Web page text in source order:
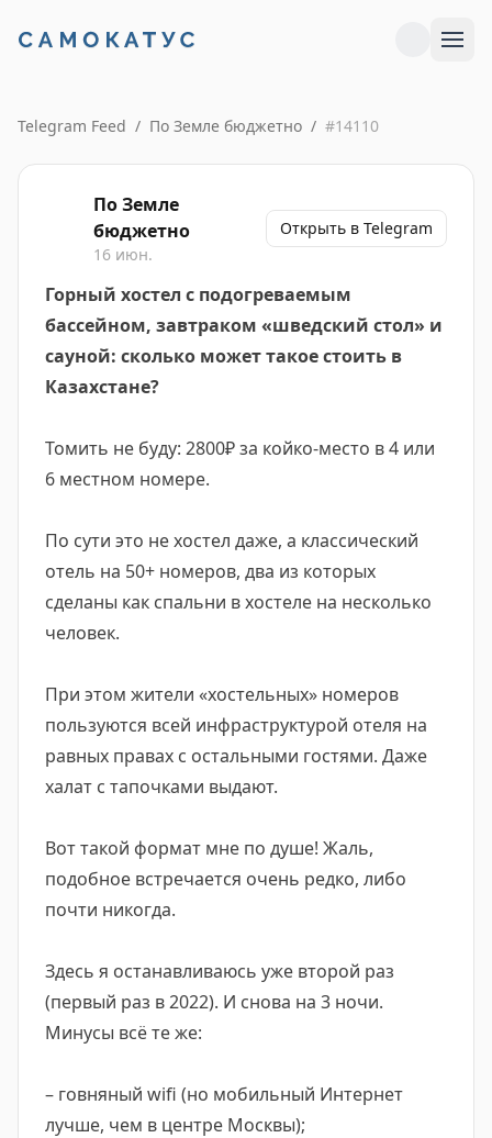
Telegram Feed / По Земле бюджетно / #14110
По Земле
бюджетно
16 июн.
Открыть в Telegram
Горный хостел с подогреваемым
бассейном, завтраком «шведский стол» и
сауной: сколько может такое стоить в
Казахстане?
Томить не буду: 2800₽ за койко-место в 4 или
6 местном номере.
По сути это не хостел даже, а классический
отель на 50+ номеров, два из которых
сделаны как спальни в хостеле на несколько
человек.
При этом жители «хостельных» номеров
пользуются всей инфраструктурой отеля на
равных правах с остальными гостями. Даже
халат с тапочками выдают.
Вот такой формат мне по душе! Жаль,
подобное встречается очень редко, либо
почти никогда.
Здесь я останавливаюсь уже второй раз
(первый раз в 2022). И снова на 3 ночи.
Минусы всё те же:
– говняный wifi (но мобильный Интернет
лучше, чем в центре Москвы);